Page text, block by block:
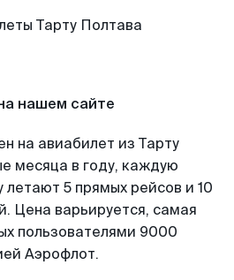
нашем сайте
на авиабилет из Тарту
месяца в году, каждую
5 прямых рейсов и 10
Цена варьируется, самая
пользователями 9000
Аэрофлот.